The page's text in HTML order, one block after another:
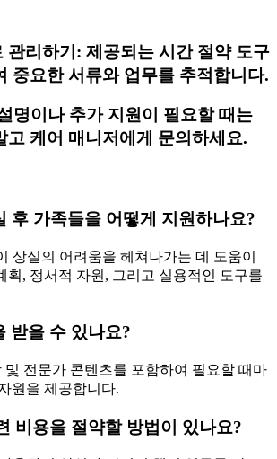
관리하기: 제공되는 시간 절약 도구
중요한 서류와 업무를 추적합니다.
명이나 추가 지원이 필요할 때는
고 케어 매니저에게 문의하세요.
후 가족들을 어떻게 지원하나요?
상실의 어려움을 헤쳐나가는 데 도움이
획, 정서적 자원, 그리고 실용적인 도구를
받을 수 있나요?
및 전문가 콘텐츠를 포함하여 필요할 때마
원을 제공합니다.
비용을 절약할 방법이 있나요?